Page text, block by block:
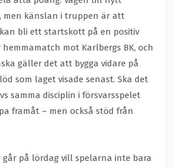
men känslan i truppen är att
bli ett startskott på en positiv
mot Karlbergs BK, och
gäller det att bygga vidare på
som laget visade senast. Ska det
samma disciplin i försvarsspelet
framåt – men också stöd från
på lördag vill spelarna inte bara